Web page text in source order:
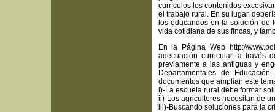
currículos los contenidos
el trabajo rural. En su lugar,
los educandos en la solución de
vida cotidiana de sus fincas, y
En la Página Web http://
adecuación curricular, a través
previamente a las antiguas y
Departamentales de
documentos que amplían este
i)-La escuela rural debe formar
ii)-Los agricultores necesitan de
iii)-Buscando soluciones para la